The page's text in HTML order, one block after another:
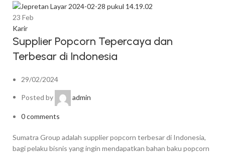
23 Feb
Karir
Supplier Popcorn Tepercaya dan
Terbesar di Indonesia
29/02/2024
Posted by admin
0comments
Sumatra Group adalah supplier popcorn terbesar di Indonesia,
bagi pelaku bisnis yang ingin mendapatkan bahan baku popcorn